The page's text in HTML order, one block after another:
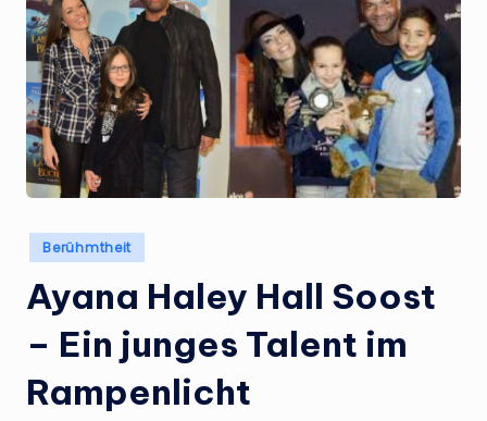
Posted
in
Berühmtheit
Ayana Haley Hall Soost
– Ein junges Talent im
Rampenlicht